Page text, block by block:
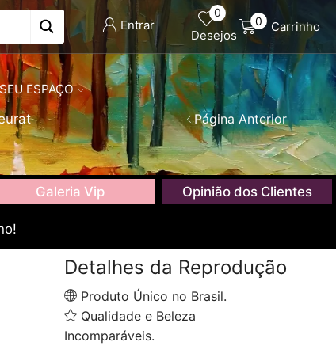
Entrar
0
Desejos
0 Carrinho
SEU ESPAÇO
Página Anterior
Galeria Vip Opinião dos Clientes
Detalhes da Reprodução
Produto Único no Brasil.
Qualidade e Beleza
Incomparáveis.